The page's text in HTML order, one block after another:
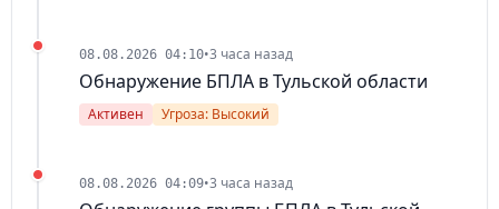
08.08.2026 04:10•3 часа назад
Обнаружение БПЛА в Тульской области
Активен Угроза: Высокий
08.08.2026 04:09•3 часа назад